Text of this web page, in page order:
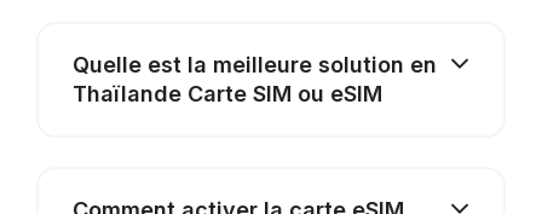
Quelle est la meilleure solution en
Thaïlande Carte SIM ou eSIM